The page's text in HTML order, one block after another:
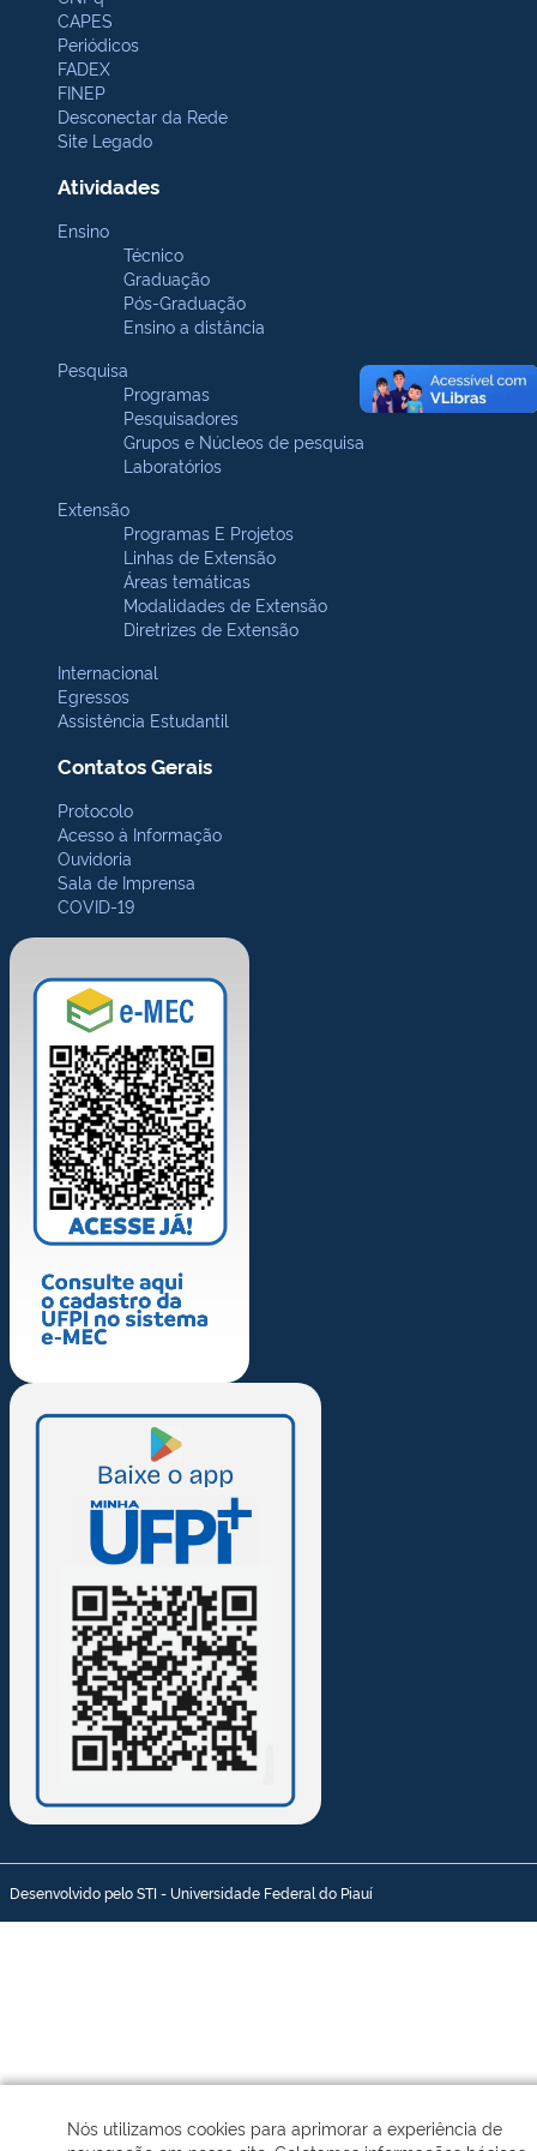
CAPES
Periódicos
FADEX
FINEP
Desconectar da Rede
Site Legado
Atividades
Ensino
Técnico
Graduação
Pós-Graduação
Ensino a distância
Pesquisa
Programas
Pesquisadores
Grupos e Núcleos de pesquisa
Laboratórios
Extensão
Programas E Projetos
Linhas de Extensão
Áreas temáticas
Modalidades de Extensão
Diretrizes de Extensão
Internacional
Egressos
Assistência Estudantil
Contatos Gerais
Protocolo
Acesso à Informação
Ouvidoria
Sala de Imprensa
COVID-19
Desenvolvido pelo STI - Universidade Federal do Piauí
Nós utilizamos cookies para aprimorar a experiência de